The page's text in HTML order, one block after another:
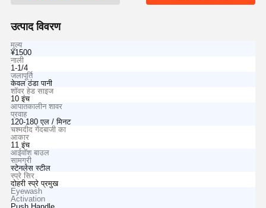
उत्पाद विवरण
मूल्य
¥1500
नाली
1-1/4
जलापूर्ति
केवल ठंडा पानी
शॉवर हेड साइज
10 इंच
आपातकालीन शावर
प्रवाह
120-180 एल / मिनट
चश्मदीद गेंदबाजी का
आकार
11 इंच
आईवॉश बाउल
सामग्री
स्टेनलेस स्टील
स्प्रे सिर
दोहरी स्प्रे प्रमुख
Eyewash
Activation